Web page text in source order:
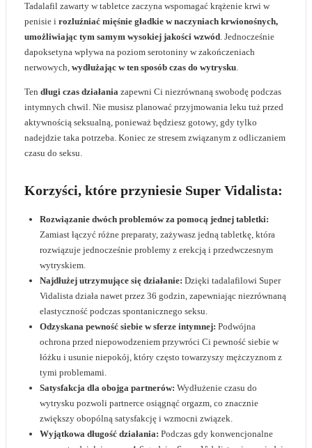
Tadalafil zawarty w tabletce zaczyna wspomagać krążenie krwi w
penisie i rozluźniać mięśnie gładkie w naczyniach krwionośnych,
umożliwiając tym samym wysokiej jakości wzwód. Jednocześnie
dapoksetyna wpływa na poziom serotoniny w zakończeniach
nerwowych, wydłużając w ten sposób czas do wytrysku.
Ten długi czas działania zapewni Ci niezrównaną swobodę podczas
intymnych chwil. Nie musisz planować przyjmowania leku tuż przed
aktywnością seksualną, ponieważ będziesz gotowy, gdy tylko
nadejdzie taka potrzeba. Koniec ze stresem związanym z odliczaniem
czasu do seksu.
Korzyści, które przyniesie Super Vidalista:
Rozwiązanie dwóch problemów za pomocą jednej tabletki:
Zamiast łączyć różne preparaty, zażywasz jedną tabletkę, która
rozwiązuje jednocześnie problemy z erekcją i przedwczesnym
wytryskiem.
Najdłużej utrzymujące się działanie: Dzięki tadalafilowi Super
Vidalista działa nawet przez 36 godzin, zapewniając niezrównaną
elastyczność podczas spontanicznego seksu.
Odzyskana pewność siebie w sferze intymnej: Podwójna
ochrona przed niepowodzeniem przywróci Ci pewność siebie w
łóżku i usunie niepokój, który często towarzyszy mężczyznom z
tymi problemami.
Satysfakcja dla obojga partnerów: Wydłużenie czasu do
wytrysku pozwoli partnerce osiągnąć orgazm, co znacznie
zwiększy obopólną satysfakcję i wzmocni związek.
Wyjątkowa długość działania: Podczas gdy konwencjonalne